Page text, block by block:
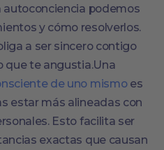
autoconciencia podemos
y cómo resolverlos.
a ser sincero contigo
que te angustia.Una
de uno mismoes
estar más alineadas con
Esto facilita ser
exactas que causan